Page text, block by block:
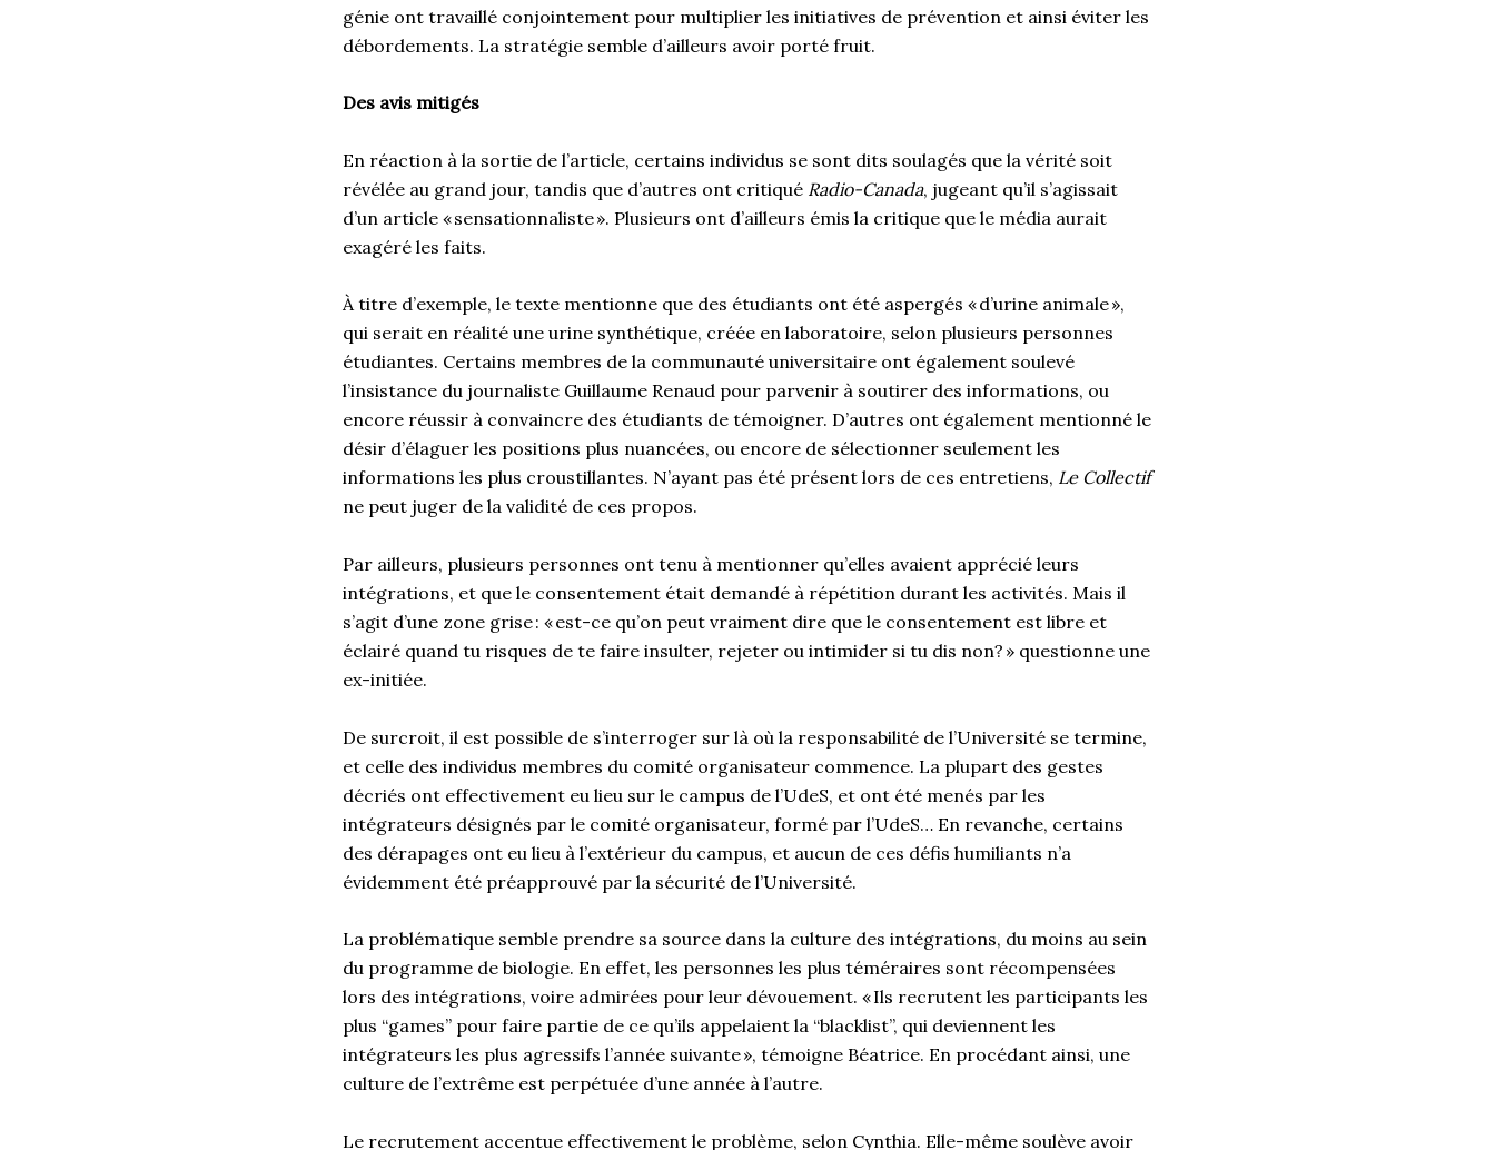
génie ont travaillé conjointement pour multiplier les initiatives de prévention et ainsi éviter les
débordements. La stratégie semble d’ailleurs avoir porté fruit.
Des avis mitigés
En réaction à la sortie de l’article, certains individus se sont dits soulagés que la vérité soit
révélée au grand jour, tandis que d’autres ont critiqué Radio-Canada, jugeant qu’il s’agissait
d’un article « sensationnaliste ». Plusieurs ont d’ailleurs émis la critique que le média aurait
exagéré les faits.
À titre d’exemple, le texte mentionne que des étudiants ont été aspergés « d’urine animale »,
qui serait en réalité une urine synthétique, créée en laboratoire, selon plusieurs personnes
étudiantes. Certains membres de la communauté universitaire ont également soulevé
l’insistance du journaliste Guillaume Renaud pour parvenir à soutirer des informations, ou
encore réussir à convaincre des étudiants de témoigner. D’autres ont également mentionné le
désir d’élaguer les positions plus nuancées, ou encore de sélectionner seulement les
informations les plus croustillantes. N’ayant pas été présent lors de ces entretiens, Le Collectif
ne peut juger de la validité de ces propos.
Par ailleurs, plusieurs personnes ont tenu à mentionner qu’elles avaient apprécié leurs
intégrations, et que le consentement était demandé à répétition durant les activités. Mais il
s’agit d’une zone grise : « est-ce qu’on peut vraiment dire que le consentement est libre et
éclairé quand tu risques de te faire insulter, rejeter ou intimider si tu dis non? » questionne une
ex-initiée.
De surcroit, il est possible de s’interroger sur là où la responsabilité de l’Université se termine,
et celle des individus membres du comité organisateur commence. La plupart des gestes
décriés ont effectivement eu lieu sur le campus de l’UdeS, et ont été menés par les
intégrateurs désignés par le comité organisateur, formé par l’UdeS… En revanche, certains
des dérapages ont eu lieu à l’extérieur du campus, et aucun de ces défis humiliants n’a
évidemment été préapprouvé par la sécurité de l’Université.
La problématique semble prendre sa source dans la culture des intégrations, du moins au sein
du programme de biologie. En effet, les personnes les plus téméraires sont récompensées
lors des intégrations, voire admirées pour leur dévouement. « Ils recrutent les participants les
plus “games” pour faire partie de ce qu’ils appelaient la “blacklist”, qui deviennent les
intégrateurs les plus agressifs l’année suivante », témoigne Béatrice. En procédant ainsi, une
culture de l’extrême est perpétuée d’une année à l’autre.
Le recrutement accentue effectivement le problème, selon Cynthia. Elle-même soulève avoir